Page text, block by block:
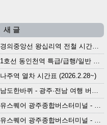
새 글
경의중앙선 왕십리역 전철 시간표 (2026.4.20~)
1호선 동인천역 특급/급행/일반 전철 시간표 (2026.2.28~)
나주역 열차 시간표 (2026.2.28~)
남도한바퀴 - 광주·전남 여행 버스 노선 (2026.3.1~5.31)
유스퀘어 광주종합버스터미널 - 곡성,순천／화순,보성,율포 방면 시외버스 시간표 (2026.1.31)
유스퀘어 광주종합버스터미널 - 담양, 순창, 남원, 무주, 장수, 거창, 대구 방면 시외버스 시간표 (2026...